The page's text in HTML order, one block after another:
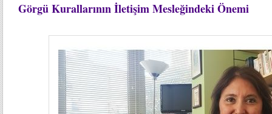
Görgü Kurallarının İletişim Mesleğindeki Önemi